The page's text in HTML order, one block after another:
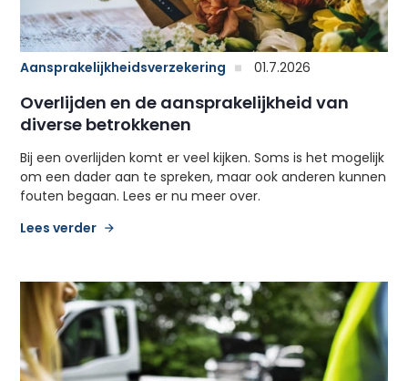
Aansprakelijkheidsverzekering 01.7.2026
Overlijden en de aansprakelijkheid van
diverse betrokkenen
Bij een overlijden komt er veel kijken. Soms is het mogelijk
om een dader aan te spreken, maar ook anderen kunnen
fouten begaan. Lees er nu meer over.
Lees verder